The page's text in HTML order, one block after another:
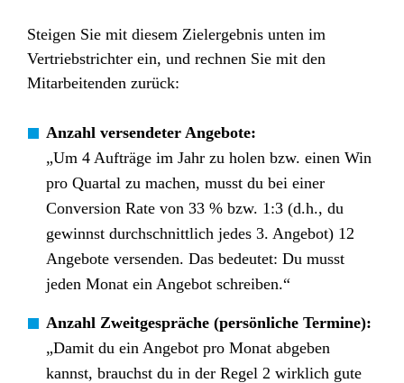
Steigen Sie mit diesem Zielergebnis unten im
Vertriebstrichter ein, und rechnen Sie mit den
Mitarbeitenden zurück:
Anzahl versendeter Angebote:
„Um 4 Aufträge im Jahr zu holen bzw. einen Win
pro Quartal zu machen, musst du bei einer
Conversion Rate von 33 % bzw. 1:3 (d.h., du
gewinnst durchschnittlich jedes 3. Angebot) 12
Angebote versenden. Das bedeutet: Du musst
jeden Monat ein Angebot schreiben.“
Anzahl Zweitgespräche (persönliche Termine):
„Damit du ein Angebot pro Monat abgeben
kannst, brauchst du in der Regel 2 wirklich gute